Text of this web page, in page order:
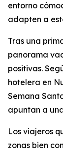
entorno
adapten a
Tras una
panorama
positivas.
hotelera en
Semana
apuntan a
Los viajeros
zonas bien